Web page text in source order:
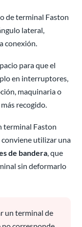
de terminal Faston
lateral,
conexión.
para que el
en interruptores,
maquinaria o
recogido.
terminal Faston
conviene utilizar una
de bandera, que
sin deformarlo
un terminal de